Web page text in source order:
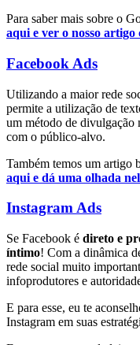
Para saber mais sobre o
aqui e ver o nosso artigo
Facebook Ads
Utilizando a maior rede
permite a utilização de
um método de divulgação
com o público-alvo.
Também temos um artigo
aqui e dá uma olhada
Instagram Ads
Se Facebook é direto e
íntimo! Com a dinâmica
rede social muito
infoprodutores e
E para esse, eu te
Instagram em suas